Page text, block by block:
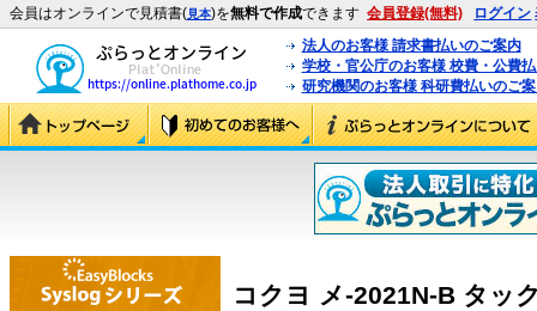
会員はオンラインで見積書(見本)を無料で作成できます 会員登録(無料) ログイン
法人のお客様 請求書払いのご案内
学校・官公庁のお客様 校費・公費
研究機関のお客様 科研費払いのご
コクヨ メ-2021N-B タッ